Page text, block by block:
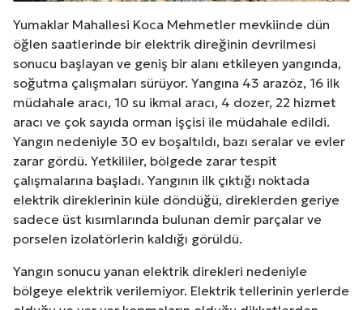
Yumaklar Mahallesi Koca Mehmetler mevkiinde dün
öğlen saatlerinde bir elektrik direğinin devrilmesi
sonucu başlayan ve geniş bir alanı etkileyen yangında,
soğutma çalışmaları sürüyor. Yangına 43 arazöz, 16 ilk
müdahale aracı, 10 su ikmal aracı, 4 dozer, 22 hizmet
aracı ve çok sayıda orman işçisi ile müdahale edildi.
Yangın nedeniyle 30 ev boşaltıldı, bazı seralar ve evler
zarar gördü. Yetkililer, bölgede zarar tespit
çalışmalarına başladı. Yangının ilk çıktığı noktada
elektrik direklerinin küle döndüğü, direklerden geriye
sadece üst kısımlarında bulunan demir parçalar ve
porselen izolatörlerin kaldığı görüldü.
Yangın sonucu yanan elektrik direkleri nedeniyle
bölgeye elektrik verilemiyor. Elektrik tellerinin yerlerde